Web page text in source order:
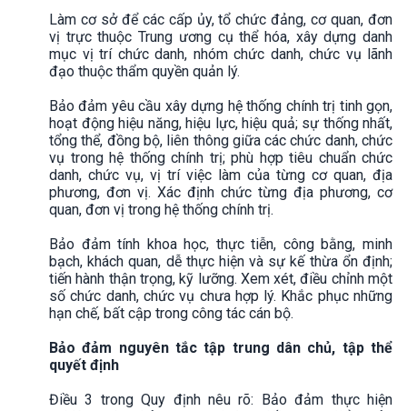
Làm cơ sở để các cấp ủy, tổ chức đảng, cơ quan, đơn
vị trực thuộc Trung ương cụ thể hóa, xây dựng danh
mục vị trí chức danh, nhóm chức danh, chức vụ lãnh
đạo thuộc thẩm quyền quản lý.
Bảo đảm yêu cầu xây dựng hệ thống chính trị tinh gọn,
hoạt động hiệu năng, hiệu lực, hiệu quả; sự thống nhất,
tổng thể, đồng bộ, liên thông giữa các chức danh, chức
vụ trong hệ thống chính trị; phù hợp tiêu chuẩn chức
danh, chức vụ, vị trí việc làm của từng cơ quan, địa
phương, đơn vị. Xác định chức từng địa phương, cơ
quan, đơn vị trong hệ thống chính trị.
Bảo đảm tính khoa học, thực tiễn, công bằng, minh
bạch, khách quan, dễ thực hiện và sự kế thừa ổn định;
tiến hành thận trọng, kỹ lưỡng. Xem xét, điều chỉnh một
số chức danh, chức vụ chưa hợp lý. Khắc phục những
hạn chế, bất cập trong công tác cán bộ.
Bảo đảm nguyên tắc tập trung dân chủ, tập thể
quyết định
Điều 3 trong Quy định nêu rõ: Bảo đảm thực hiện